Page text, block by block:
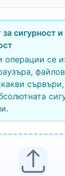
сигурност и
операции се